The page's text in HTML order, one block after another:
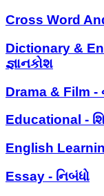
Cross Word
Dictionary &
જ્ઞાનકોશ
Drama & Film -
Educational -
English
Essay - નિબંધો